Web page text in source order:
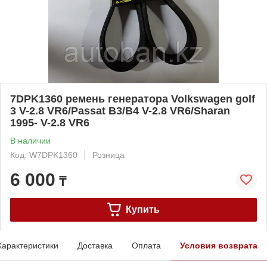
7DPK1360 ремень генератора Volkswagen golf
3 V-2.8 VR6/Passat B3/B4 V-2.8 VR6/Sharan
1995- V-2.8 VR6
В наличии
Код: W7DPK1360
Розница
6 000 ₸
Купить
Доставка Оплата Условия возврата